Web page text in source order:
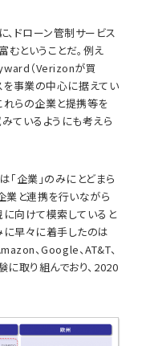
、ドローン管制サービス
ということだ。例え
（Verizonが買
を事業の中心に据えてい
れらの企業と提携等を
ているようにも考えら
「企業」のみにとどまら
業と連携を行いながら
に向けて模索していると
に早々に着手したのは
、Google、AT&T、
取り組んでおり、2020